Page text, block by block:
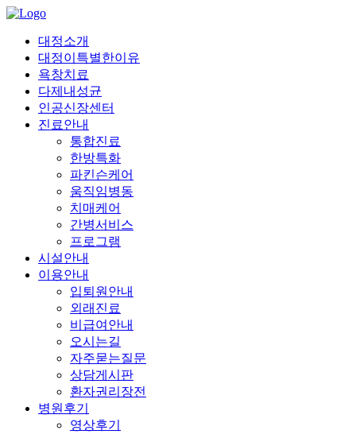
대정소개
대정이특별한이유
욕창치료
다제내성균
인공신장센터
진료안내
통합진료
한방특화
파킨슨케어
움직임병동
치매케어
간병서비스
프로그램
시설안내
이용안내
입퇴원안내
외래진료
비급여안내
오시는길
자주묻는질문
상담게시판
환자권리장전
병원후기
영상후기